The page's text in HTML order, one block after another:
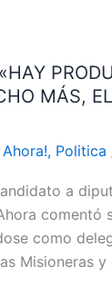
MÁS,
, Politica
a
como
Misioneras y